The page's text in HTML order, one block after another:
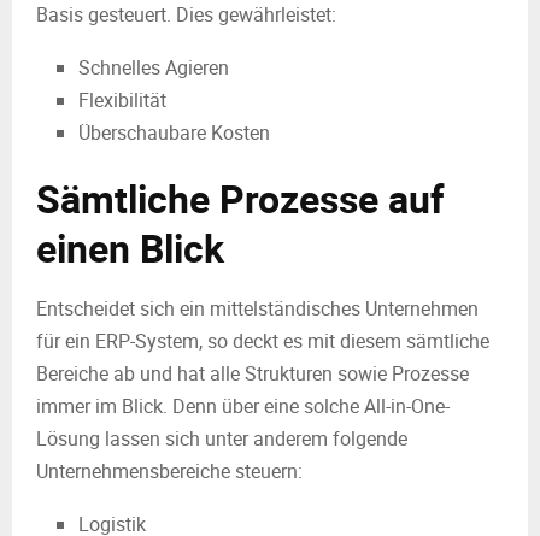
Basis gesteuert. Dies gewährleistet:
Schnelles Agieren
Flexibilität
Überschaubare Kosten
Sämtliche Prozesse auf
einen Blick
Entscheidet sich ein mittelständisches Unternehmen
für ein ERP-System, so deckt es mit diesem sämtliche
Bereiche ab und hat alle Strukturen sowie Prozesse
immer im Blick. Denn über eine solche All-in-One-
Lösung lassen sich unter anderem folgende
Unternehmensbereiche steuern:
Logistik